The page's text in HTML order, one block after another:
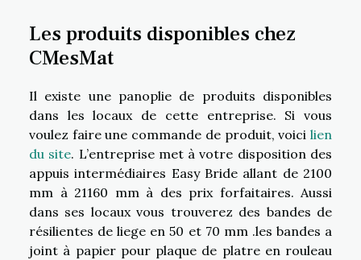
Les produits disponibles chez
CMesMat
Il existe une panoplie de produits disponibles
dans les locaux de cette entreprise. Si vous
voulez faire une commande de produit, voici lien
du site. L’entreprise met à votre disposition des
appuis intermédiaires Easy Bride allant de 2100
mm à 21160 mm à des prix forfaitaires. Aussi
dans ses locaux vous trouverez des bandes de
résilientes de liege en 50 et 70 mm .les bandes a
joint à papier pour plaque de platre en rouleau